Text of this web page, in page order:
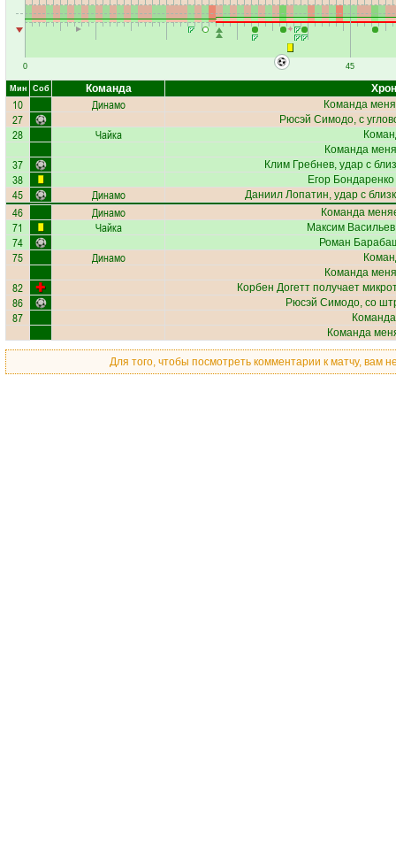
0 45
Мин Соб Команда
10 Динамо Команда
27 Рюсэй Симодо, с
28 Чайка
Команда
37 Клим Гребнев, удар с
38 Егор Бондаренко
45 Динамо Даниил Лопатин, удар с
46 Динамо Команда
71 Чайка Максим Васильев
74 Роман
75 Динамо
Команда
82 Корбен Догетт получает
86 Рюсэй Симодо, со
87
Команда
Для того, чтобы посмотреть комментарии к матчу, вам